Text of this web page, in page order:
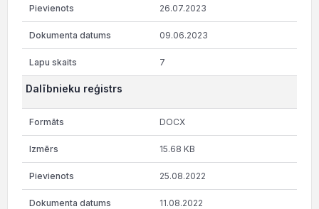
26.07.2023
09.06.2023
7
Dalībnieku reģistrs
DOCX
15.68 KB
25.08.2022
11.08.2022